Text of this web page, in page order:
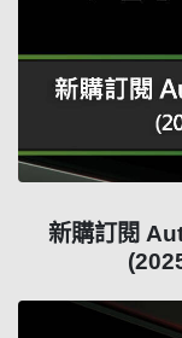
新購訂閱